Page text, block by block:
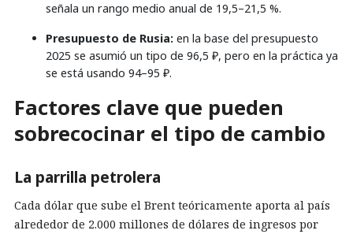
señala un rango medio anual de 19,5–21,5 %.
Presupuesto de Rusia: en la base del presupuesto
2025 se asumió un tipo de 96,5 ₽, pero en la práctica ya
se está usando 94–95 ₽.
Factores clave que pueden
sobrecocinar el tipo de cambio
La parrilla petrolera
Cada dólar que sube el Brent teóricamente aporta al país
alrededor de 2.000 millones de dólares de ingresos por